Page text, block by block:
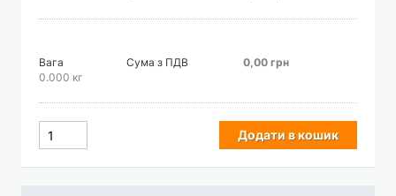
Вага
0.000 кг
Сума з ПДВ 0,00 грн
Додати в кошик